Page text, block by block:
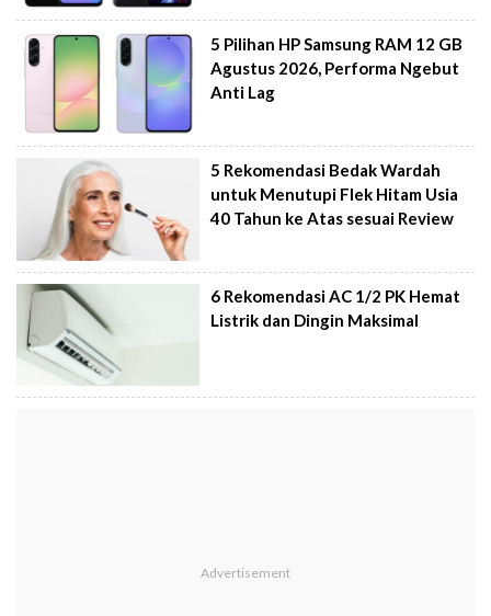
5 Pilihan HP Samsung RAM 12 GB
Agustus 2026, Performa Ngebut
Anti Lag
5 Rekomendasi Bedak Wardah
untuk Menutupi Flek Hitam Usia
40 Tahun ke Atas sesuai Review
6 Rekomendasi AC 1/2 PK Hemat
Listrik dan Dingin Maksimal